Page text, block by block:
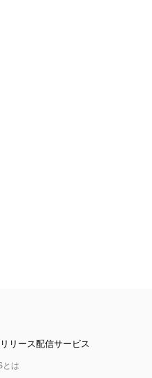
リース配信サービス
とは